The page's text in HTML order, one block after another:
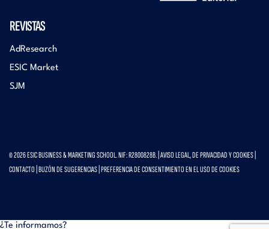
REVISTAS
AdResearch
ESIC Market
SJM
© 2026 ESIC BUSINESS & MARKETING SCHOOL. NIF: R2800828B. | AVISO LEGAL, DE PRIVACIDAD Y COOKIES
CONTACTO BUZÓN DE SUGERENCIAS PREFERENCIA DE CONSENTIMIENTO EN EL USO DE COOKIES
¿Te informamos?